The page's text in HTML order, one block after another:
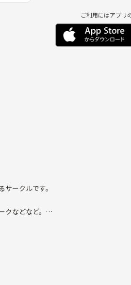
ご利用にはアプリ
はアウトドアコンサルタン
勢まで幅広く応援させてい
い😊ークルです。
などなど。